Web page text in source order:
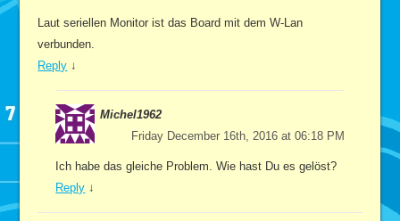
Laut seriellen Monitor ist das Board mit dem W-Lan
verbunden.
Reply ↓
Michel1962
Friday December 16th, 2016 at 06:18 PM
Ich habe das gleiche Problem. Wie hast Du es gelöst?
Reply ↓